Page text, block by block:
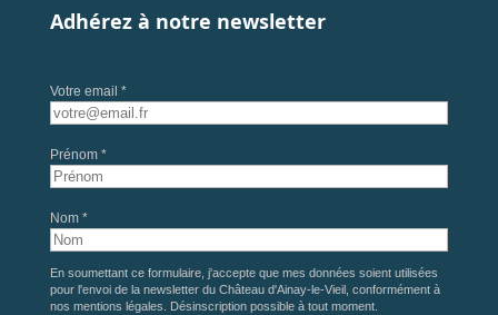
Adhérez à notre newsletter
Votre email *
Prénom *
Nom *
En soumettant ce formulaire, j'accepte que mes données soient utilisées
pour l'envoi de la newsletter du Château d'Ainay-le-Vieil, conformément à
nos mentions légales . Désinscription possible à tout moment.